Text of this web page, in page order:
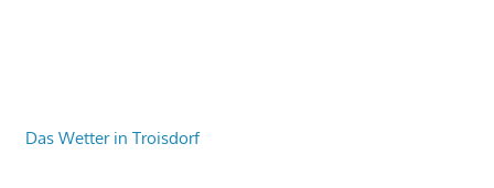
Das Wetter in Troisdorf